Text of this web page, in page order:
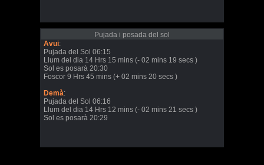
Pujada i posada del sol
Avui:
Pujada del Sol 06:15
Llum del dia 14 Hrs 15 mins (- 02 mins 19 secs )
Sol es posarà 20:30
Foscor 9 Hrs 45 mins (+ 02 mins 20 secs )
Demà:
Pujada del Sol 06:16
Llum del dia 14 Hrs 12 mins (- 02 mins 21 secs )
Sol es posarà 20:29